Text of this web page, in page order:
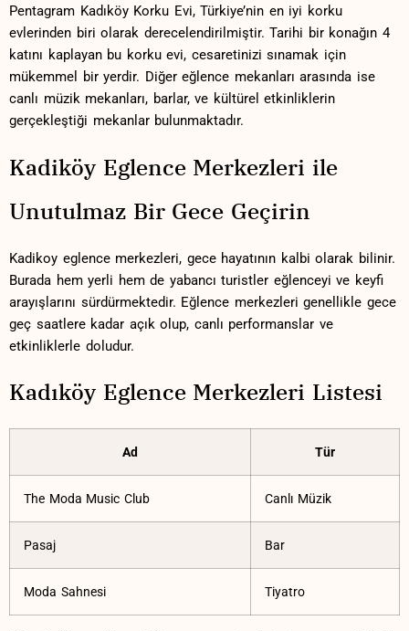
Pentagram Kadıköy⁣ Korku Evi, ​Türkiye’nin ⁢en iyi korku
evlerinden biri olarak derecelendirilmiştir. Tarihi bir⁤ konağın⁣ 4
katını kaplayan ⁢bu korku‌ evi, cesaretinizi sınamak için
mükemmel bir ⁤yerdir. Diğer eğlence mekanları arasında ise
canlı müzik mekanları, ⁤barlar, ve⁢ kültürel etkinliklerin
gerçekleştiği mekanlar bulunmaktadır.
Kadiköy Eglence Merkezleri ile
Unutulmaz Bir Gece Geçirin
Kadikoy eglence merkezleri, gece hayatının kalbi ​olarak bilinir.
Burada‍ hem yerli ​hem de yabancı turistler‍ eğlenceyi ⁣ve keyfi
arayışlarını sürdürmektedir. Eğlence merkezleri genellikle gece
‌geç saatlere kadar açık olup, canlı⁤ performanslar ve
etkinliklerle doludur.
Kadıköy Eglence Merkezleri Listesi
Ad Tür
The Moda Music Club Canlı ⁢Müzik
Pasaj Bar
Moda Sahnesi Tiyatro